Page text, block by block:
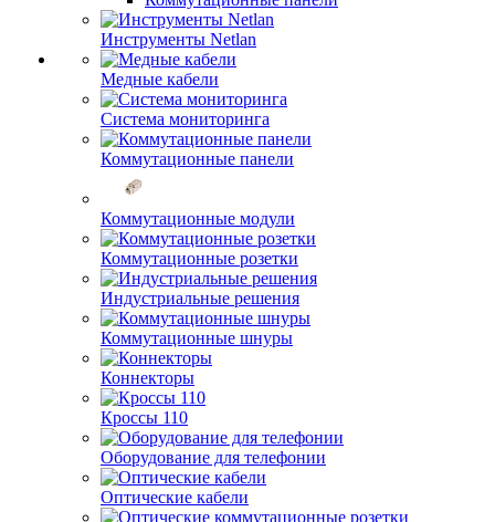
Инструменты Netlan
Медные кабели
Система мониторинга
Коммутационные панели
Коммутационные модули
Коммутационные розетки
Индустриальные решения
Коммутационные шнуры
Коннекторы
Кроссы 110
Оборудование для телефонии
Оптические кабели